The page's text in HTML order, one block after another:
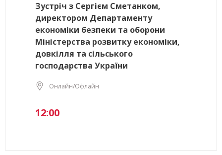
Зустріч з Сергієм Сметанком,
директором Департаменту
економіки безпеки та оборони
Міністерства розвитку економіки,
довкілля та сільського
господарства України
Онлайн/Офлайн
12:00